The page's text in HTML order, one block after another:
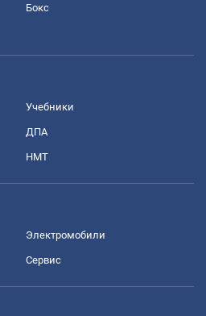
Бокс
Учебники
ДПА
НМТ
Электромобили
Сервис